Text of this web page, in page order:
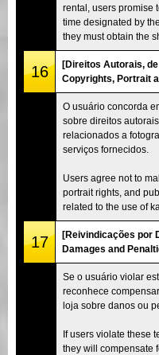
rental, users promise
time designated by
they must obtain the
16
[Direitos Autorais,
Copyrights, Portrait
O usuário concorda
sobre direitos
relacionados a
serviços fornecidos.
Users agree not to
portrait rights, and
related to the use of
17
[Reivindicações por
Damages and
Se o usuário violar
reconhece
loja sobre danos ou
If users violate these
they will compensate